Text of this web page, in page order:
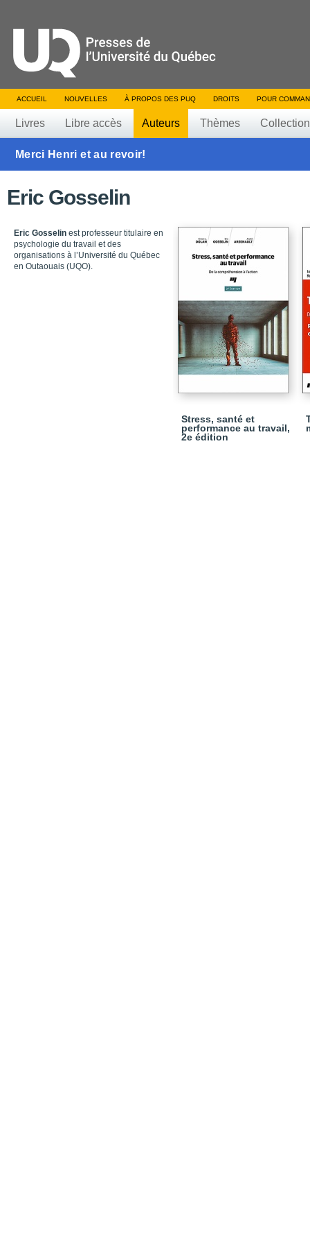
ACCUEIL NOUVELLES À PROPOS DES PUQ DROITS POUR
Livres Libre accès Auteurs Thèmes
Merci Henri et au revoir!
Eric Gosselin
Eric Gosselin est professeur titulaire en
psychologie du travail et des
organisations à l’Université du Québec
en Outaouais (UQO).
Stress, santé et
performance au travail,
2e édition